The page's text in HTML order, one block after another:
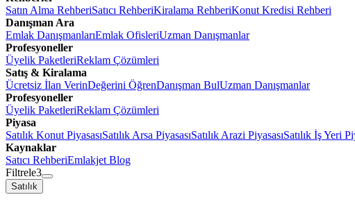
Satın Alma RehberiSatıcı RehberiKiralama RehberiKonut Kredisi Rehberi
Danışman Ara
Emlak DanışmanlarıEmlak OfisleriUzman Danışmanlar
Profesyoneller
Üyelik PaketleriReklam Çözümleri
Satış & Kiralama
Ücretsiz İlan VerinDeğerini ÖğrenDanışman BulUzman Danışmanlar
Profesyoneller
Üyelik PaketleriReklam Çözümleri
Piyasa
Satılık Konut PiyasasıSatılık Arsa PiyasasıSatılık Arazi PiyasasıSatılık İş Yeri
Kaynaklar
Satıcı RehberiEmlakjet Blog
Filtrele3
Satılık